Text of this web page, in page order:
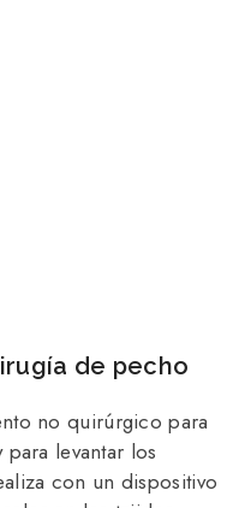
de pecho
no quirúrgico para
levantar los
con un dispositivo